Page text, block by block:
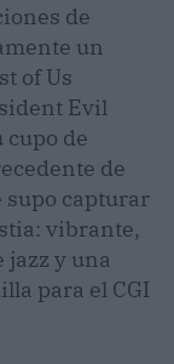
de
un
of Us
Evil
de
de
supo capturar
vibrante,
jazz y una
para el CGI